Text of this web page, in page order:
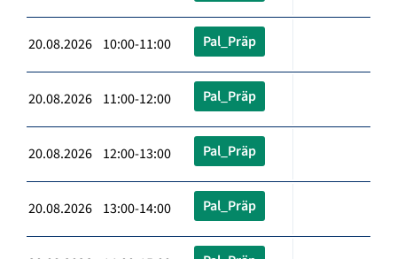
20.08.2026 10:00-11:00 Pal_Präp
20.08.2026 11:00-12:00 Pal_Präp
20.08.2026 12:00-13:00 Pal_Präp
20.08.2026 13:00-14:00 Pal_Präp